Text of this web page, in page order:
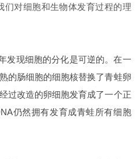
们对细胞和生物体发育过程的理
发现细胞的分化是可逆的。在一
的肠细胞的细胞核替换了青蛙卵
过改造的卵细胞发育成了一个正
仍然拥有发育成青蛙所有细胞